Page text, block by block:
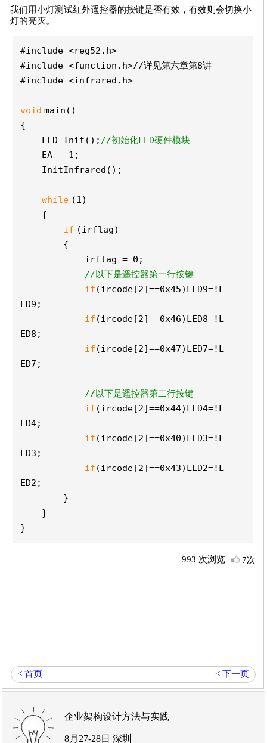
我们用小灯测试红外遥控器的按键是否有效，有效则会切换小
灯的亮灭。
#include <reg52.h>
#include <function.h>//详见第六章第8讲
#include <infrared.h>
void main()
{
LED_Init(); //初始化LED硬件模块
EA = 1;
InitInfrared();
while (1)
{
if (irflag)
{
irflag = 0;
//以下是遥控器第一行按键
if (ircode[2]==0x45)LED9=!L
ED9;
if (ircode[2]==0x46)LED8=!L
ED8;
if (ircode[2]==0x47)LED7=!L
ED7;
//以下是遥控器第二行按键
if (ircode[2]==0x44)LED4=!L
ED4;
if (ircode[2]==0x40)LED3=!L
ED3;
if (ircode[2]==0x43)LED2=!L
ED2;
}
}
}
993 次浏览 7次
< 首页 < 下一页